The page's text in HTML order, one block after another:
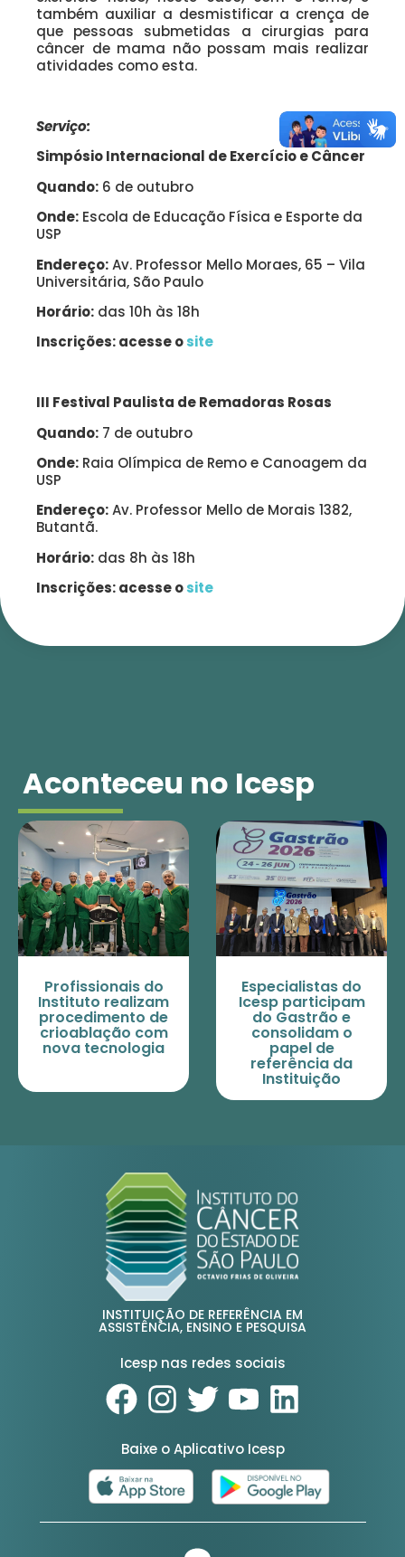
também auxiliar a desmistificar a crença de
que pessoas submetidas a cirurgias para
câncer de mama não possam mais realizar
atividades como esta.
Serviço:
Simpósio Internacional de Exercício e Câncer
Quando: 6 de outubro
Onde: Escola de Educação Física e Esporte da
USP
Endereço:Av. Professor Mello Moraes, 65 – Vila
Universitária, São Paulo
Horário: das 10h às 18h
Inscrições: acesse osite
III Festival Paulista de Remadoras Rosas
Quando: 7 de outubro
Onde: Raia Olímpica de Remo e Canoagem da
USP
Endereço:Av. Professor Mello de Morais 1382,
Butantã.
Horário: das 8h às 18h
Inscrições: acesse osite
Aconteceu no Icesp
Especialistas do
Icesp participam
do Gastrão e
consolidam o
papel de
referência da
Instituição
Especialistas
Icesp
estudos em
eventos
sobre câncer
INSTITUIÇÃO DE REFERÊNCIA EM
ASSISTÊNCIA, ENSINO E PESQUISA
Icesp nas redes sociais
Baixe o Aplicativo Icesp